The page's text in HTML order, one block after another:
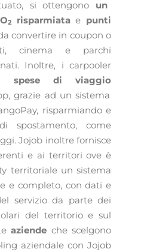
si ottengono un
2 risparmiatae punti
convertire in coupon o
cinema e parchi
Inoltre, i carpooler
spese di viaggio
grazie ad un sistema
risparmiando e
spostamento, come
Jojob inoltre fornisce
e ai territori ove è
territoriale un sistema
e completo, con dati e
servizio da parte dei
del territorio e sul
aziende che scelgono
aziendale con Jojob